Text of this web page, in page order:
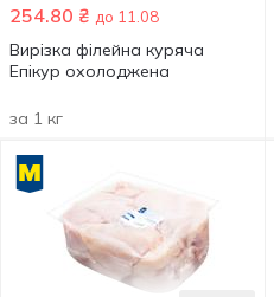
254.80 ₴ до 11.08
Вирізка філейна куряча
Епікур охолоджена
за 1 кг